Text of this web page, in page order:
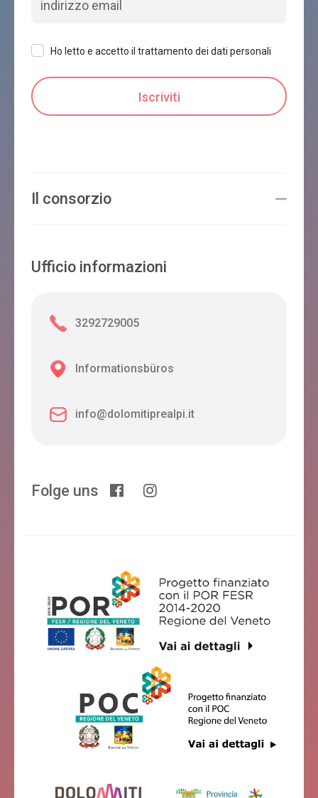
Ho letto e accetto il trattamento dei dati personali
Il consorzio
Ufficio informazioni
3292729005
Informationsbüros
info@dolomitiprealpi.it
Folge uns